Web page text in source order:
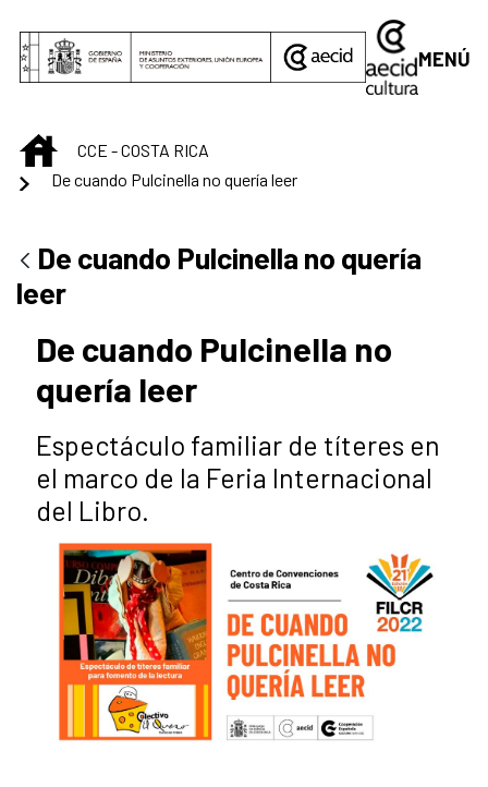
MENÚ
INICIO
CCE - COSTA RICA
De cuando Pulcinella no quería leer
De cuando Pulcinella no quería
leer
De cuando Pulcinella no
quería leer
Espectáculo familiar de títeres en
el marco de la Feria Internacional
del Libro.